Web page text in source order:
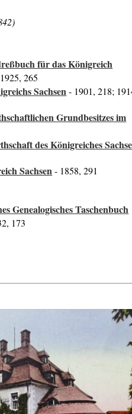
für das Königreich
265
Sachsen- 1901, 218;
Grundbesitzes im
des Königreiches
Sachsen- 1858, 291
Genealogisches Taschenbuch
173